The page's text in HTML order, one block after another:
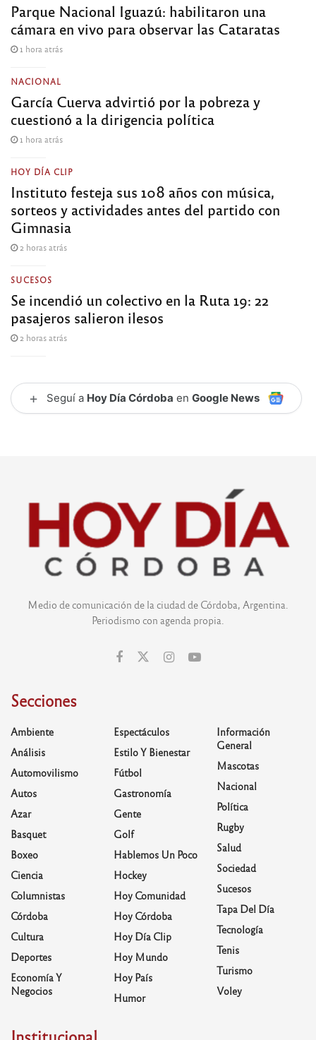
Parque Nacional Iguazú: habilitaron una
cámara en vivo para observar las Cataratas
1 hora atrás
NACIONAL
García Cuerva advirtió por la pobreza y
cuestionó a la dirigencia política
1 hora atrás
HOY DÍA CLIP
Instituto festeja sus 108 años con música,
sorteos y actividades antes del partido con
Gimnasia
2 horas atrás
SUCESOS
Se incendió un colectivo en la Ruta 19: 22
pasajeros salieron ilesos
2 horas atrás
+ Seguí a Hoy Día Córdoba en Google News
Medio de comunicación de la ciudad de Córdoba, Argentina.
Periodismo con agenda propia.
Secciones
Ambiente
Análisis
Automovilismo
Autos
Azar
Basquet
Boxeo
Ciencia
Columnistas
Córdoba
Cultura
Deportes
Economía Y
Negocios
Espectáculos
Estilo Y Bienestar
Fútbol
Gastronomía
Gente
Golf
Hablemos Un Poco
Hockey
Hoy Comunidad
Hoy Córdoba
Hoy Día Clip
Hoy Mundo
Hoy País
Humor
Información
General
Mascotas
Nacional
Política
Rugby
Salud
Sociedad
Sucesos
Tapa Del Día
Tecnología
Tenis
Turismo
Voley